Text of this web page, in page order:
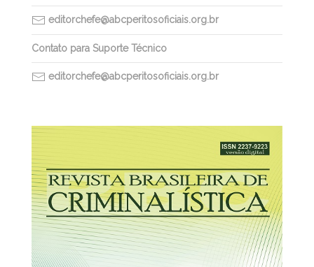
editorchefe@abcperitosoficiais.org.br
Contato para Suporte Técnico
editorchefe@abcperitosoficiais.org.br